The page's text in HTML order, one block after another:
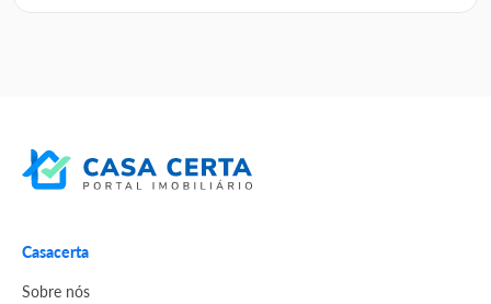
Casacerta
Sobre nós